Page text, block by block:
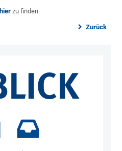
hierzu finden.
Zurück